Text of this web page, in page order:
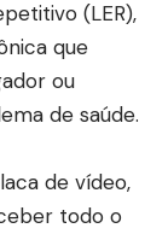
(LER),
que
ou
de saúde.
de vídeo,
todo o